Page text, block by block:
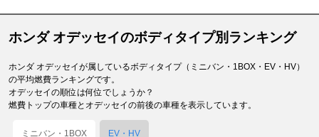
ホンダ オデッセイのボディタイプ別ランキング
ホンダ オデッセイが属しているボディタイプ（ミニバン・1BOX・EV・HV）
の平均燃費ランキングです。
オデッセイの順位は何位でしょうか？
燃費トップの車種とオデッセイの前後の車種を表示しています。
ミニバン・1BOX EV・HV